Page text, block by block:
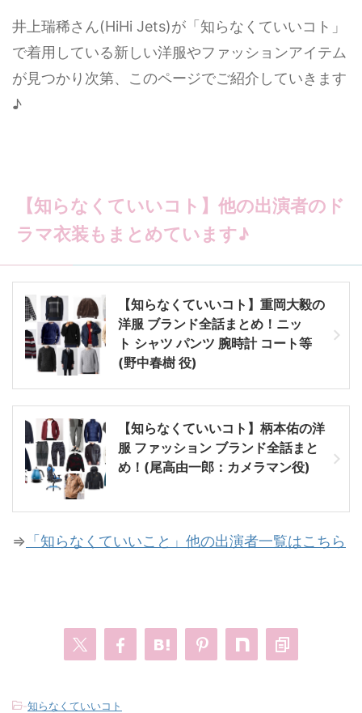
井上瑞稀さん(HiHi Jets)が「知らなくていいコト」
で着用している新しい洋服やファッションアイテム
が見つかり次第、このページでご紹介していきます
♪
【知らなくていいコト】他の出演者のド
ラマ衣装もまとめています♪
【知らなくていいコト】重岡大毅の
洋服 ブランド全話まとめ！ニッ
ト シャツ パンツ 腕時計 コート等
(野中春樹 役)
【知らなくていいコト】柄本佑の洋
服 ファッション ブランド全話まと
め！(尾高由一郎：カメラマン役)
⇒ 「知らなくていいこと」他の出演者一覧はこちら
-知らなくていいコト